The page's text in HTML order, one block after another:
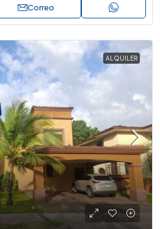
Correo
ALQUILER